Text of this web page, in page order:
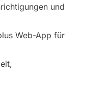
und
Web-App für